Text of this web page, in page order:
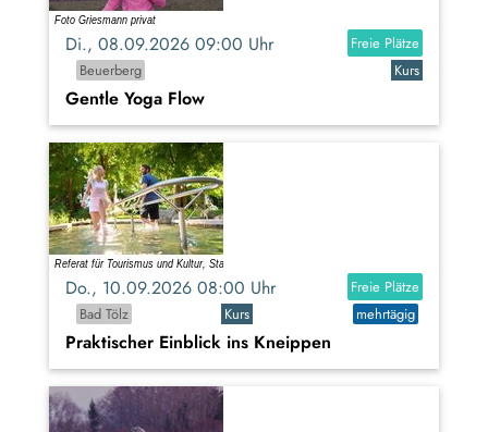
Di., 08.09.2026 09:00 Uhr
Freie Plätze
Beuerberg
Kurs
Gentle Yoga Flow
Do., 10.09.2026 08:00 Uhr
Freie Plätze
Bad Tölz
Kurs mehrtägig
Praktischer Einblick ins Kneippen